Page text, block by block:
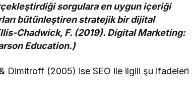
sorgulara en uygun içeriği
bütünleştiren stratejik bir dijital
Chadwick, F. (2019). Digital Marketing:
Education.)
Dimitroff (2005) ise SEO ile ilgili şu ifadeleri